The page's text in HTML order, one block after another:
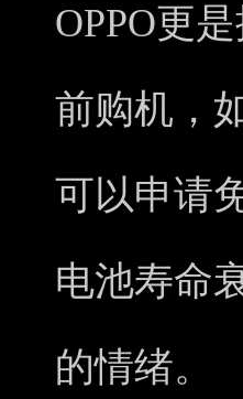
OPPO更
前购机，
可以申请
电池寿命
的情绪。